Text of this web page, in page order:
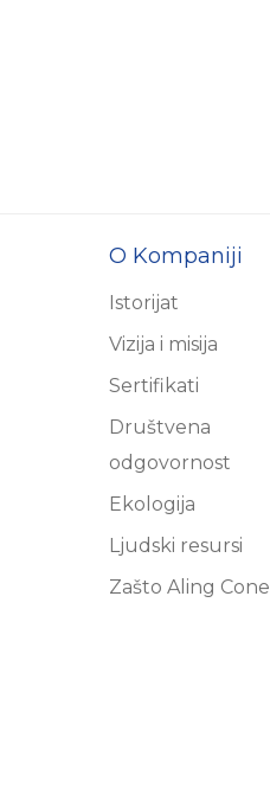
O Kompaniji
Istorijat
Vizija i misija
Sertifikati
Društvena
odgovornost
Ekologija
Ljudski resursi
Zašto Aling Conel